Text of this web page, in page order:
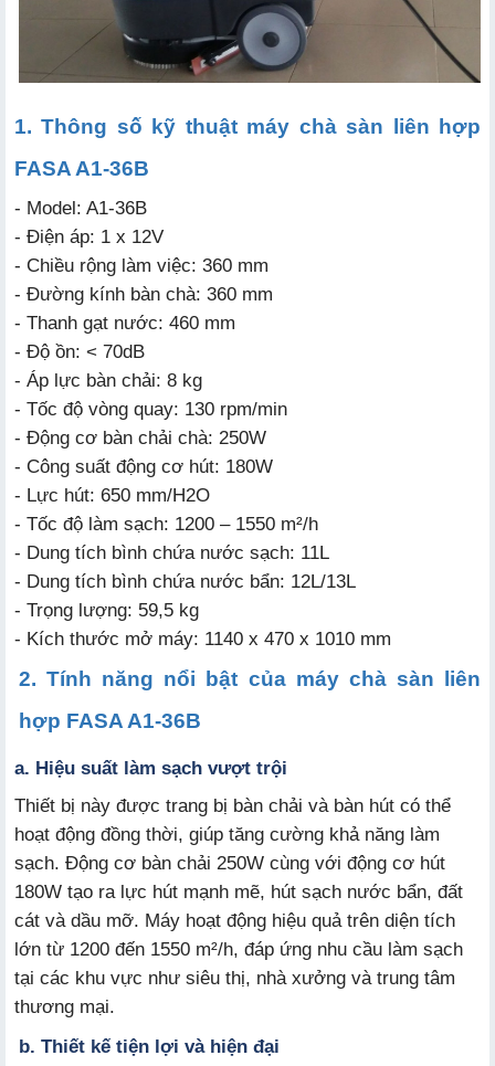
e. Khả năng làm sạch linh hoạt
1. Thông số kỹ thuật máy chà sàn liên hợp
FASA A1-36B
- Model: A1-36B
- Điện áp: 1 x 12V
- Chiều rộng làm việc: 360 mm
- Đường kính bàn chà: 360 mm
- Thanh gạt nước: 460 mm
- Độ ồn: < 70dB
- Áp lực bàn chải: 8 kg
- Tốc độ vòng quay: 130 rpm/min
- Động cơ bàn chải chà: 250W
- Công suất động cơ hút: 180W
- Lực hút: 650 mm/H2O
- Tốc độ làm sạch: 1200 – 1550 m²/h
- Dung tích bình chứa nước sạch: 11L
- Dung tích bình chứa nước bẩn: 12L/13L
- Trọng lượng: 59,5 kg
- Kích thước mở máy: 1140 x 470 x 1010 mm
2. Tính năng nổi bật của máy chà sàn liên
hợp FASA A1-36B
a. Hiệu suất làm sạch vượt trội
Thiết bị này được trang bị bàn chải và bàn hút có thể
hoạt động đồng thời, giúp tăng cường khả năng làm
sạch. Động cơ bàn chải 250W cùng với động cơ hút
180W tạo ra lực hút mạnh mẽ, hút sạch nước bẩn, đất
cát và dầu mỡ. Máy hoạt động hiệu quả trên diện tích
lớn từ 1200 đến 1550 m²/h, đáp ứng nhu cầu làm sạch
tại các khu vực như siêu thị, nhà xưởng và trung tâm
thương mại.
b. Thiết kế tiện lợi và hiện đại